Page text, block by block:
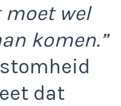
moet wel
komen.”
dat